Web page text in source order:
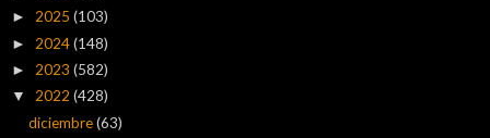
► 2025 (103)
► 2024(148)
► 2023 (582)
▼ 2022 (428)
diciembre(63)